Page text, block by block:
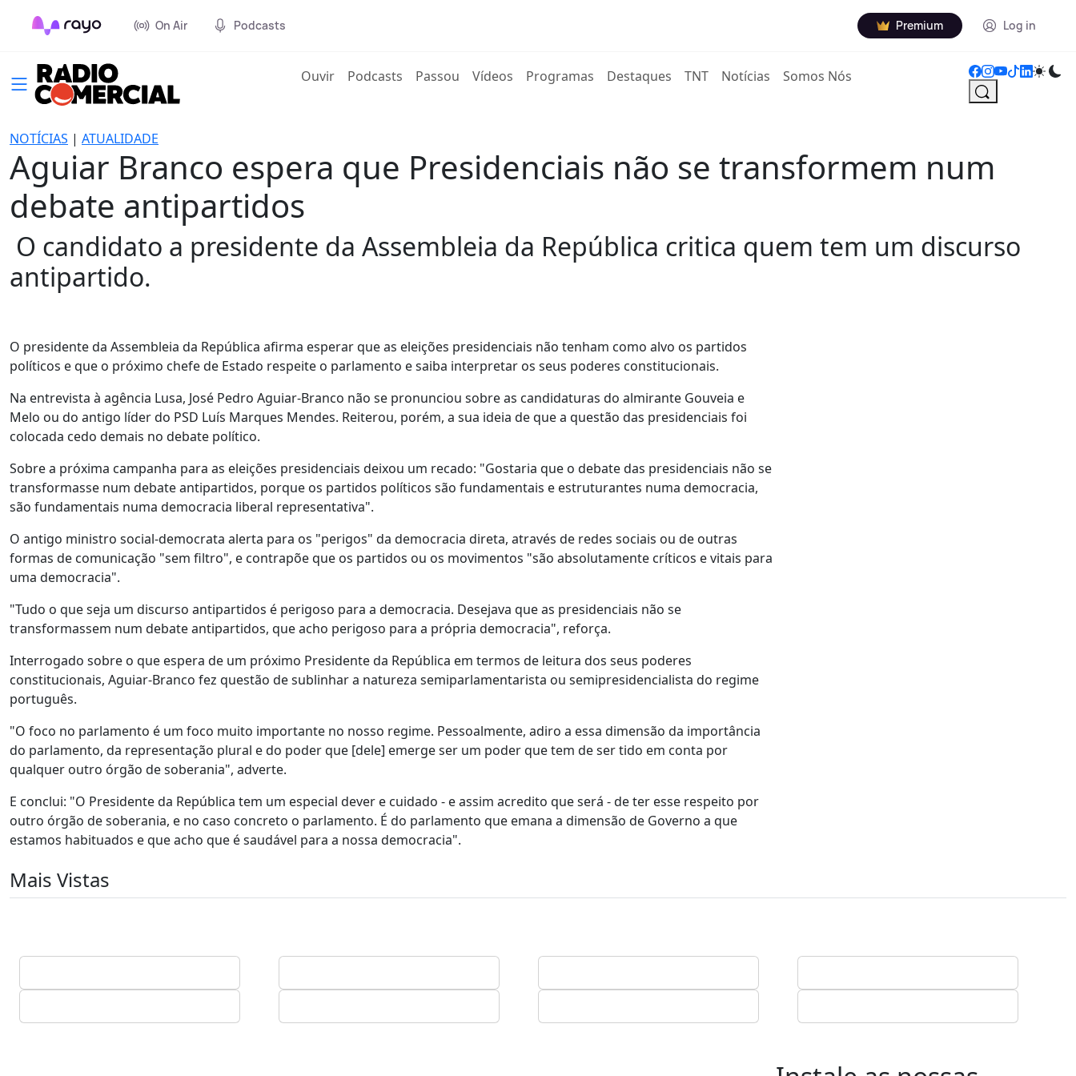
On Air Podcasts Premium Log in
Ouvir(current)
Podcasts Passou Vídeos Programas Destaques TNT Notícias Somos Nós
NOTÍCIAS | ATUALIDADE
Aguiar Branco espera que Presidenciais não se transformem num
debate antipartidos
O candidato a presidente da Assembleia da República critica quem tem um discurso
antipartido.
O presidente da Assembleia da República afirma esperar que as eleições presidenciais não tenham como alvo os partidos
políticos e que o próximo chefe de Estado respeite o parlamento e saiba interpretar os seus poderes constitucionais.
Na entrevista à agência Lusa, José Pedro Aguiar-Branco não se pronunciou sobre as candidaturas do almirante Gouveia e
Melo ou do antigo líder do PSD Luís Marques Mendes. Reiterou, porém, a sua ideia de que a questão das presidenciais foi
colocada cedo demais no debate político.
Sobre a próxima campanha para as eleições presidenciais deixou um recado: "Gostaria que o debate das presidenciais não se
transformasse num debate antipartidos, porque os partidos políticos são fundamentais e estruturantes numa democracia,
são fundamentais numa democracia liberal representativa".
O antigo ministro social-democrata alerta para os "perigos" da democracia direta, através de redes sociais ou de outras
formas de comunicação "sem filtro", e contrapõe que os partidos ou os movimentos "são absolutamente críticos e vitais para
uma democracia".
"Tudo o que seja um discurso antipartidos é perigoso para a democracia. Desejava que as presidenciais não se
transformassem num debate antipartidos, que acho perigoso para a própria democracia", reforça.
Interrogado sobre o que espera de um próximo Presidente da República em termos de leitura dos seus poderes
constitucionais, Aguiar-Branco fez questão de sublinhar a natureza semiparlamentarista ou semipresidencialista do regime
português.
"O foco no parlamento é um foco muito importante no nosso regime. Pessoalmente, adiro a essa dimensão da importância
do parlamento, da representação plural e do poder que [dele] emerge ser um poder que tem de ser tido em conta por
qualquer outro órgão de soberania", adverte.
E conclui: "O Presidente da República tem um especial dever e cuidado - e assim acredito que será - de ter esse respeito por
outro órgão de soberania, e no caso concreto o parlamento. É do parlamento que emana a dimensão de Governo a que
estamos habituados e que acho que é saudável para a nossa democracia".
Mais Vistas